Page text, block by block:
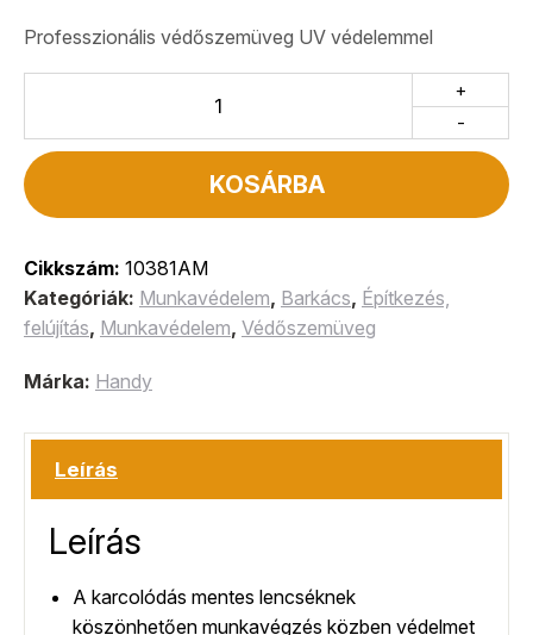
Professzionális védőszemüveg UV védelemmel
-
+
KOSÁRBA
Cikkszám: 10381AM
Kategóriák: Munkavédelem, Barkács, Építkezés,
felújítás, Munkavédelem, Védőszemüveg
Márka: Handy
Leírás
Leírás
A karcolódás mentes lencséknek
köszönhetően munkavégzés közben védelmet